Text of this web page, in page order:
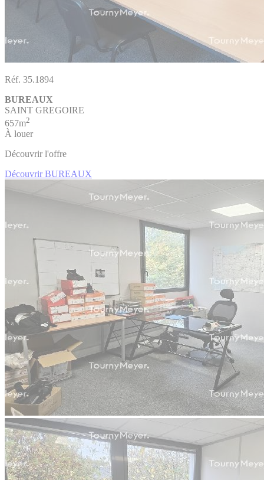
Réf. 35.1894
BUREAUX
SAINT GREGOIRE
657m2
À louer
Découvrir l'offre
Découvrir BUREAUX